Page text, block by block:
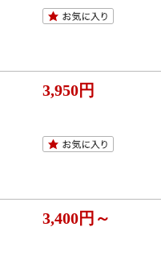
3,950円
3,400円～